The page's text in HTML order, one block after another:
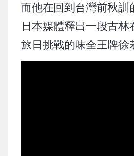
而他在回到台灣前秋
日本媒體釋出一段古
旅日挑戰的味全王牌徐